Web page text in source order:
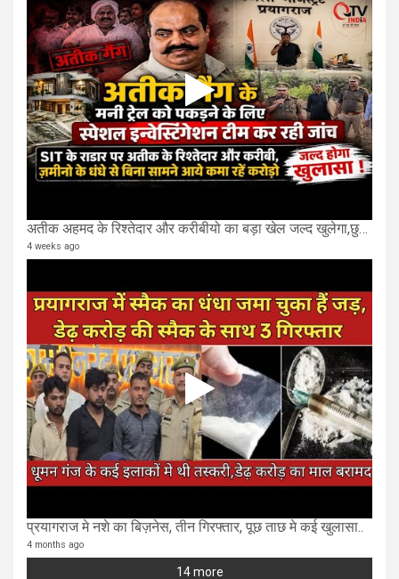
अतीक अहमद के रिश्तेदार और करीबीयो का बड़ा खेल जल्द खुलेगा,छुप कर करोड़ो कमाने वाले SIT के राडार पर
4 weeks ago
प्रयागराज मे नशे का बिज़नेस, तीन गिरफ्तार, पूछ ताछ मे कई खुलासा..
4 months ago
14 more